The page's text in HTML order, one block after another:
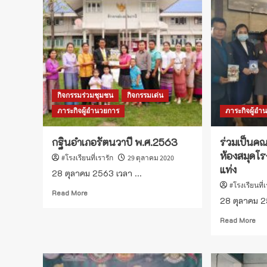
พสน.
เทศกาล
ลอย
กระทง
2563
ลิ
กิจกรรมร่วมชุมชน
กิจกรรมเด่น
ภาระกิจผู้อำนวยการ
กฐินอำเภอรัตนวาปี พ.ศ.2563
#โรงเรียนที่เรารัก 29 ตุลาคม 2020
28 ตุลาคม 2563 เวลา ...
Read MoreRead
วาปี
ภาระกิจผู้อำ
ร่วมเป็นค
ห้องสมุดโ
แท่ง
#โรงเรียนที่
28 ตุลาคม
Read More
ร่ว
เป็น